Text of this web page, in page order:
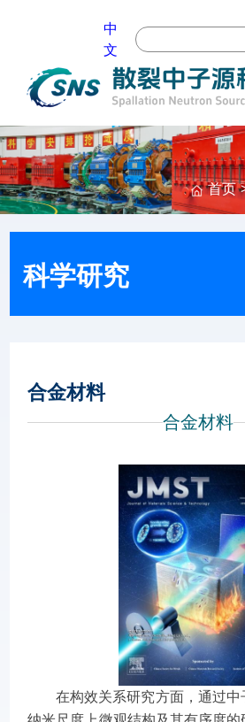
中
文
首页
科学研究
合金材料
合金材料
在构效关系研究方面，通过中